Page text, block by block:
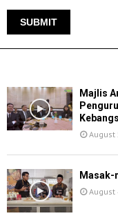
Majlis
August
Masak-
August